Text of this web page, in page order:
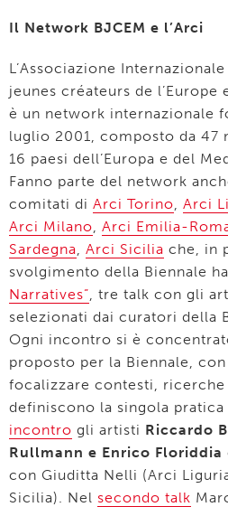
Il Network BJCEM e l’Arci
L’Associazione
jeunes créateurs de l’Europe
è un network internazionale
luglio 2001, composto da 47
16 paesi dell’Europa e del
Fanno parte del network
comitati di Arci Torino Arci
Arci Milano Arci Emilia-
Sardegna Arci Sicilia che, in
svolgimento della Biennale
Narratives” , tre talk con gli
selezionati dai curatori della
Ogni incontro si è
proposto per la Biennale,
focalizzare contesti, ricerche
definiscono la singola
incontro gli artisti Riccardo
Rullmann e Enrico Floriddia
con Giuditta Nelli (Arci
Sicilia). Nel secondo talk